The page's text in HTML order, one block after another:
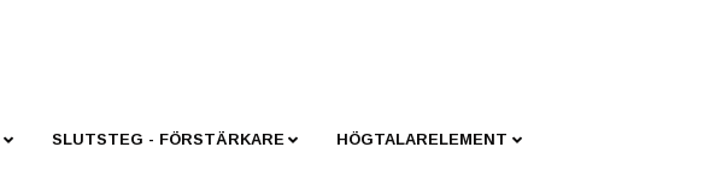
SLUTSTEG - FÖRSTÄRKARE HÖGTALARELEMENT